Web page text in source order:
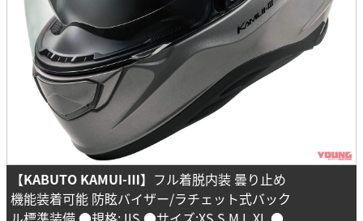
【KABUTO KAMUI-Ⅲ】 フル着脱内装 曇り止め
機能装着可能 防眩バイザー/ラチェット式バック